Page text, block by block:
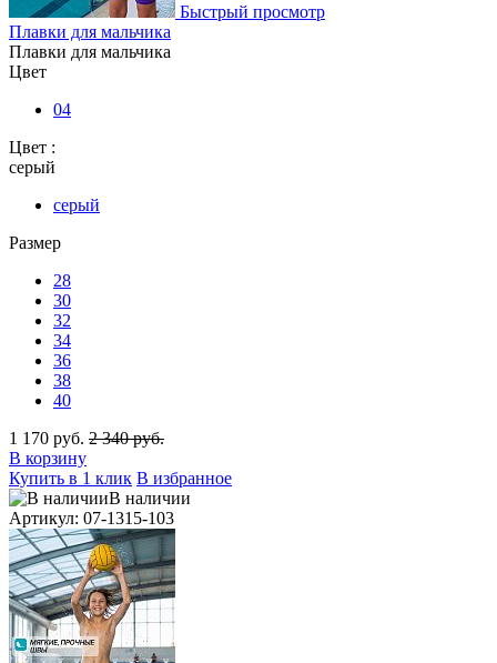
Быстрый просмотр
Плавки для мальчика
Плавки для мальчика
Цвет
04
Цвет :
серый
серый
Размер
28
30
32
34
36
38
40
1 170 руб. 2 340 руб.
В корзину
Купить в 1 клик В избранное
В наличии
Артикул: 07-1315-103